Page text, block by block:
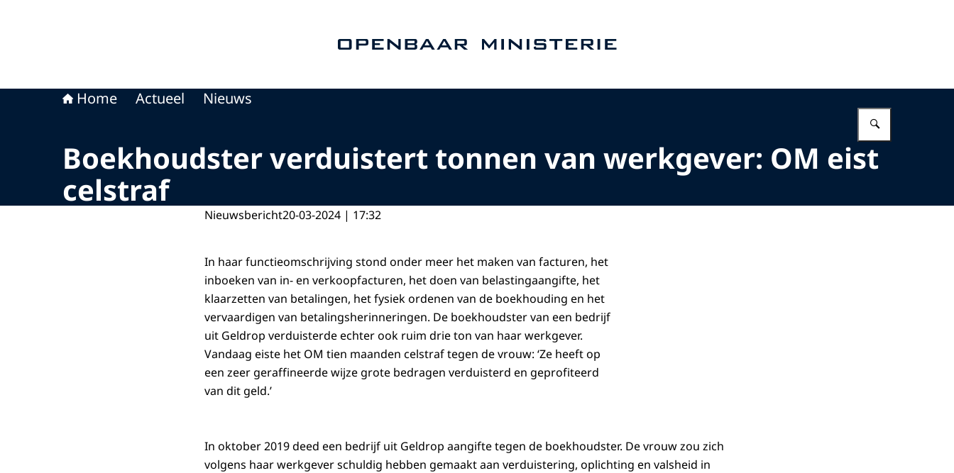
Home Actueel Nieuws
Boekhoudster verduistert tonnen van werkgever: OM eist
celstraf
Nieuwsbericht20-03-2024 | 17:32
In haar functieomschrijving stond onder meer het maken van facturen, het
inboeken van in- en verkoopfacturen, het doen van belastingaangifte, het
klaarzetten van betalingen, het fysiek ordenen van de boekhouding en het
vervaardigen van betalingsherinneringen. De boekhoudster van een bedrijf
uit Geldrop verduisterde echter ook ruim drie ton van haar werkgever.
Vandaag eiste het OM tien maanden celstraf tegen de vrouw: ‘Ze heeft op
een zeer geraffineerde wijze grote bedragen verduisterd en geprofiteerd
van dit geld.’
In oktober 2019 deed een bedrijf uit Geldrop aangifte tegen de boekhoudster. De vrouw zou zich
volgens haar werkgever schuldig hebben gemaakt aan verduistering, oplichting en valsheid in